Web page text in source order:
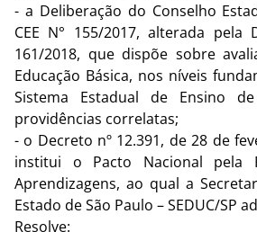
- a Deliberação do Conselho
CEE N° 155/2017, alterada pela
161/2018, que dispõe sobre
Educação Básica, nos níveis
Sistema Estadual de Ensino
providências correlatas;
- o Decreto nº 12.391, de 28 de
institui o Pacto Nacional pela
Aprendizagens, ao qual a
Estado de São Paulo – SEDUC/SP
Resolve: